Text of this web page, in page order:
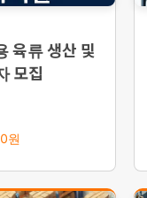
육류 생산 및
모집
원